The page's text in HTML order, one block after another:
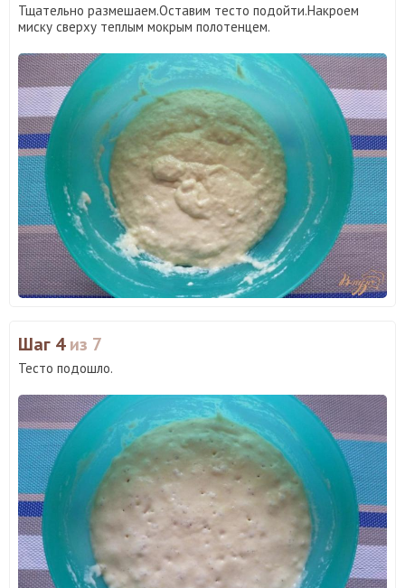
Тщательно размешаем.Оставим тесто подойти.Накроем
миску сверху теплым мокрым полотенцем.
Шаг 4из 7
Тесто подошло.